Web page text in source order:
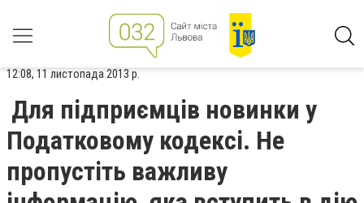
12:08, 11 листопада 2013 р.
Для підприємців новинки у
Податковому кодексі. Не
пропустіть важливу